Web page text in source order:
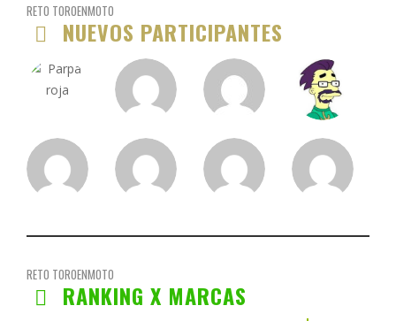
RETO TOROENMOTO
NUEVOS PARTICIPANTES
RETO TOROENMOTO
RANKING X MARCAS